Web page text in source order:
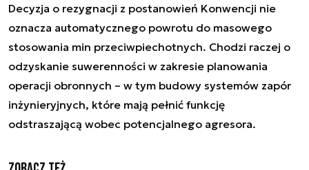
Decyzja o rezygnacji z postanowień Konwencji nie
oznacza automatycznego powrotu do masowego
stosowania min przeciwpiechotnych. Chodzi raczej o
odzyskanie suwerenności w zakresie planowania
operacji obronnych – w tym budowy systemów zapór
inżynieryjnych, które mają pełnić funkcję
odstraszającą wobec potencjalnego agresora.